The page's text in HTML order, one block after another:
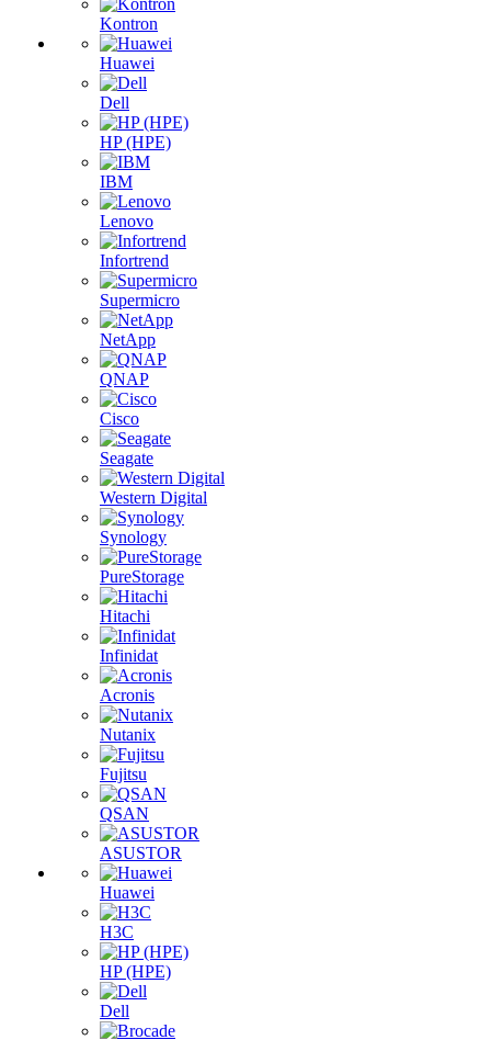
Kontron
Huawei
Dell
HP (HPE)
IBM
Lenovo
Infortrend
Supermicro
NetApp
QNAP
Cisco
Seagate
Western Digital
Synology
PureStorage
Hitachi
Infinidat
Acronis
Nutanix
Fujitsu
QSAN
ASUSTOR
Huawei
H3C
HP (HPE)
Dell